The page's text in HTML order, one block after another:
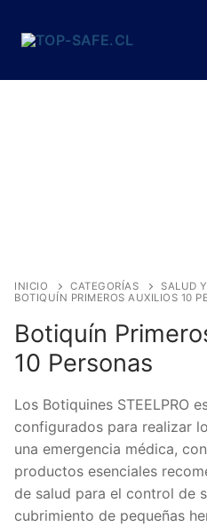
INICIO CATEGORÍAS SALUD
BOTIQUÍN PRIMEROS AUXILIOS 10
Botiquín
10 Personas
Los Botiquines STEELPRO
configurados para realizar
una emergencia médica,
productos esenciales
de salud para el control de
cubrimiento de pequeñas